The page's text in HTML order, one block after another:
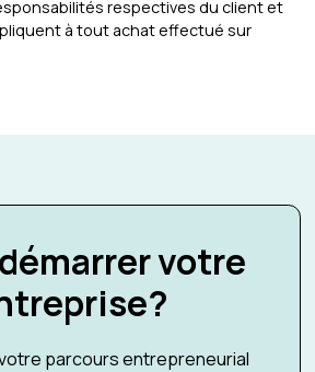
respectives du client et
à tout achat effectué sur
votre
parcours entrepreneurial